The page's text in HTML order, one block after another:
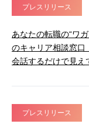
プレスリリース
あなたの転職の“ワ
のキャリア相談窓口
会話するだけで見え
プレスリリース